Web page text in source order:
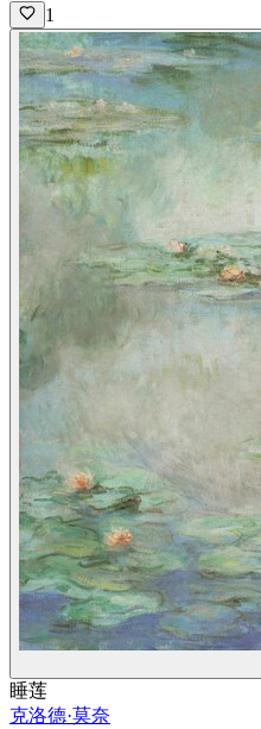
1
睡莲
克洛德·莫奈